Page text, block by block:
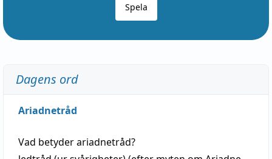
Spela
Dagens ord
Ariadnetråd
Vad betyderariadnetråd?